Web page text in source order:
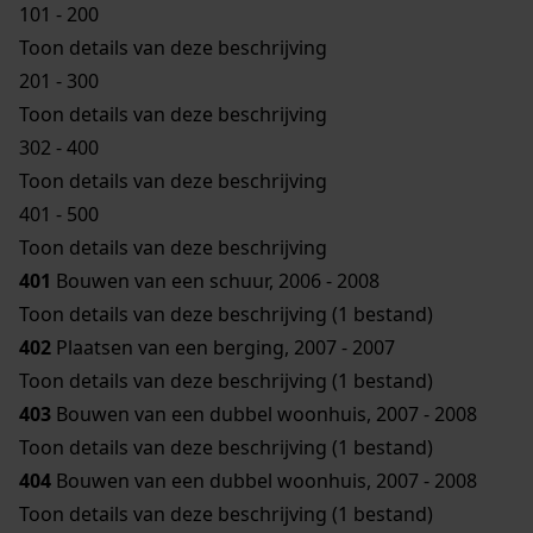
101 - 200
Toon details van deze beschrijving
201 - 300
Toon details van deze beschrijving
302 - 400
Toon details van deze beschrijving
401 - 500
Toon details van deze beschrijving
401 Bouwen van een schuur, 2006 - 2008
Toon details van deze beschrijving (1 bestand)
402 Plaatsen van een berging, 2007 - 2007
Toon details van deze beschrijving (1 bestand)
403 Bouwen van een dubbel woonhuis, 2007 - 2008
Toon details van deze beschrijving (1 bestand)
404 Bouwen van een dubbel woonhuis, 2007 - 2008
Toon details van deze beschrijving (1 bestand)